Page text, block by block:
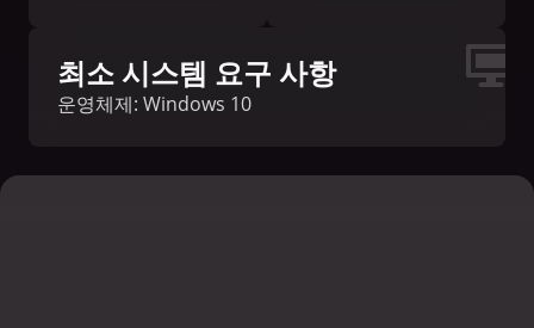
최소 시스템 요구 사항
운영체제: Windows 10